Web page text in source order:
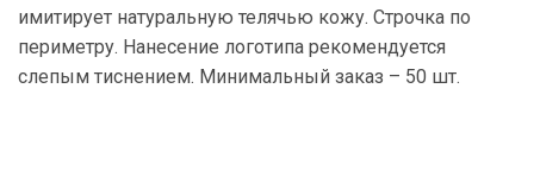
имитирует натуральную телячью кожу. Строчка по
периметру. Нанесение логотипа рекомендуется
слепым тиснением. Минимальный заказ – 50 шт.